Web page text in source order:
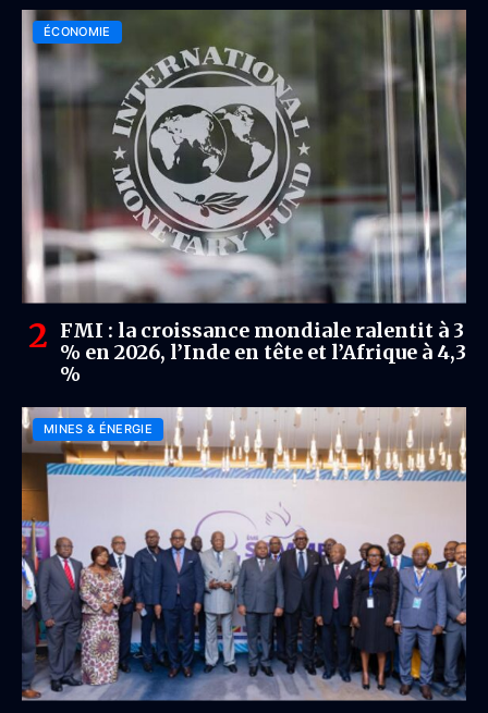
ÉCONOMIE
FMI : la croissance mondiale ralentit à 3
% en 2026, l’Inde en tête et l’Afrique à 4,3
%
MINES & ÉNERGIE